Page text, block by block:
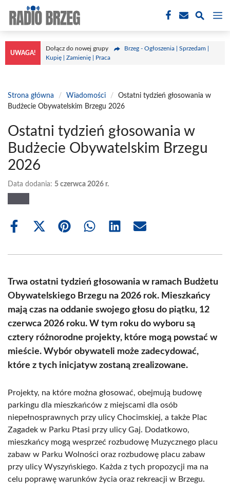
treści
UWAGA!
Dołącz do nowej grupy
Brzeg - Ogłoszenia | Sprzedam |
Kupię | Zamienię | Praca
Strona główna / Wiadomości /
Ostatni tydzień głosowania w
Budżecie Obywatelskim Brzegu 2026
Ostatni tydzień głosowania w
Budżecie Obywatelskim Brzegu
2026
Data dodania: 5 czerwca 2026 r.
Share
Share
(Twitter)
Share Share Share Share
Trwa ostatni tydzień głosowania w ramach Budżetu
Obywatelskiego Brzegu na 2026 rok. Mieszkańcy
mają czas na oddanie swojego głosu do piątku, 12
czerwca 2026 roku. W tym roku do wyboru są
cztery różnorodne projekty, które mogą powstać w
mieście. Wybór obywateli może zadecydować,
które z tych inicjatyw zostaną zrealizowane.
Projekty, na które można głosować, obejmują budowę
parkingu dla mieszkańców z miejscami dla osób
niepełnosprawnych przy ulicy Chocimskiej, a także Plac
Zagadek w Parku Ptasi przy ulicy Gaj. Dodatkowo,
mieszkańcy mogą wesprzeć rozbudowę Muzycznego placu
zabaw w Parku Wolności oraz rozbudowę placu zabaw
przy ulicy Wyszyńskiego. Każda z tych propozycji ma na
celu poprawę warunków życia oraz rekreacji w Brzegu.